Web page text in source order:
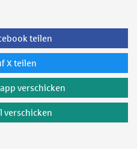
teilen
X teilen
verschicken
verschicken